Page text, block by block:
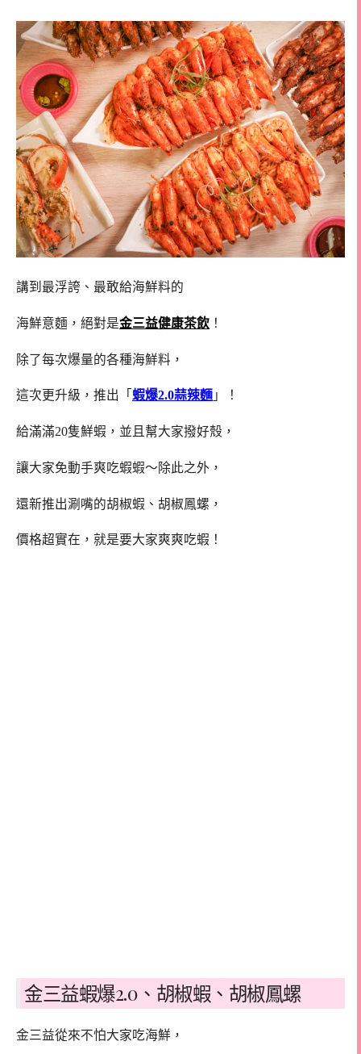
講到最浮誇、最敢給海鮮料的
海鮮意麵，絕對是金三益健康茶飲 ！
除了每次爆量的各種海鮮料，
這次更升級，推出「 蝦爆2.0蒜辣麵 」！
給滿滿20隻鮮蝦，並且幫大家撥好殼，
讓大家免動手爽吃蝦蝦～除此之外，
還新推出涮嘴的胡椒蝦、胡椒鳳螺，
價格超實在，就是要大家爽爽吃蝦！
金三益蝦爆2.0、胡椒蝦、胡椒鳳螺
金三益從來不怕大家吃海鮮，